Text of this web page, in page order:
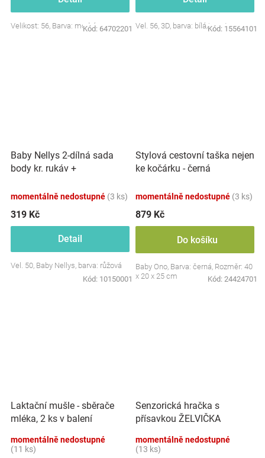
Velikost: 56, Barva: modrá
Kód: 64702201 Vel. 56, 3D, barva: bílá/smetana
Kód: 15564101
Baby Nellys 2-dílná sada
body kr. rukáv +
Little Star
momentálně nedostupné (3 ks)
319 Kč
Detail
Vel. 50, Baby Nellys, barva: růžová
Kód: 10150001
Stylová cestovní taška nejen
ke kočárku - černá
momentálně nedostupné (3 ks)
879 Kč
Do košíku
Baby Ono, Barva: černá, Rozměr: 40
x 20 x 25 cm
Kód: 24424701
Laktační mušle - sběrače
mléka, 2 ks v balení
momentálně nedostupné
(11 ks)
Senzorická hračka s
přísavkou ŽELVIČKA
momentálně nedostupné
(13 ks)